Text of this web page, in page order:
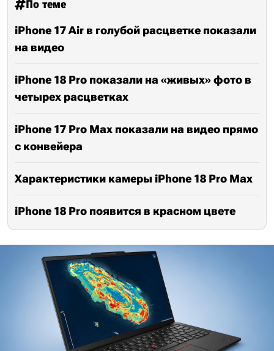
По теме
iPhone 17 Air в голубой расцветке показали
на видео
iPhone 18 Pro показали на «живых» фото в
четырех расцветках
iPhone 17 Pro Max показали на видео прямо
с конвейера
Характеристики камеры iPhone 18 Pro Max
iPhone 18 Pro появится в красном цвете